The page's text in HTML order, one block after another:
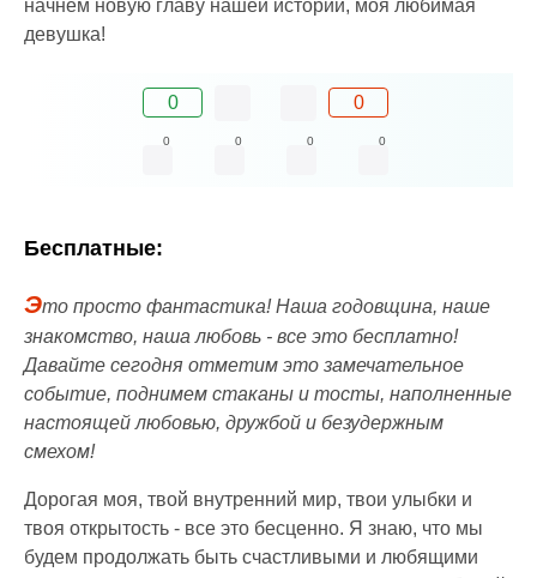
начнём новую главу нашей истории, моя любимая
девушка!
0 0
0 0 0 0
Бесплатные:
Это просто фантастика! Наша годовщина, наше
знакомство, наша любовь - все это бесплатно!
Давайте сегодня отметим это замечательное
событие, поднимем стаканы и тосты, наполненные
настоящей любовью, дружбой и безудержным
смехом!
Дорогая моя, твой внутренний мир, твои улыбки и
твоя открытость - все это бесценно. Я знаю, что мы
будем продолжать быть счастливыми и любящими